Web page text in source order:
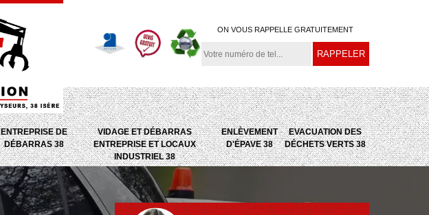
ON VOUS RAPPELLE GRATUITEMENT
ENTREPRISE DE
DÉBARRAS 38
VIDAGE ET DÉBARRAS
ENTREPRISE ET LOCAUX
INDUSTRIEL 38
ENLÈVEMENT
D'ÉPAVE 38
EVACUATION DES
DÉCHETS VERTS 38